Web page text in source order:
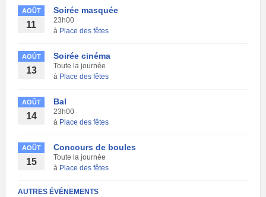
AOÛT
11
Soirée masquée
23h00
à Place des fêtes
AOÛT
13
Soirée cinéma
Toute la journée
à Place des fêtes
AOÛT
14
Bal
23h00
à Place des fêtes
AOÛT
15
Concours de boules
Toute la journée
à Place des fêtes
AUTRES ÉVÉNEMENTS